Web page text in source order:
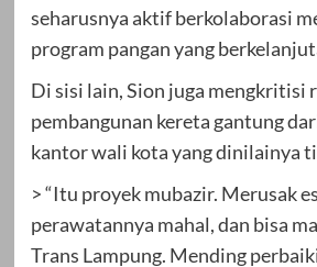
seharusnya aktif berkolaborasi
program pangan yang
Di sisi lain, Sion juga mengkritisi
pembangunan kereta gantung
kantor wali kota yang dinilainya
> “Itu proyek mubazir. Merusak
perawatannya mahal, dan bisa
Trans Lampung. Mending